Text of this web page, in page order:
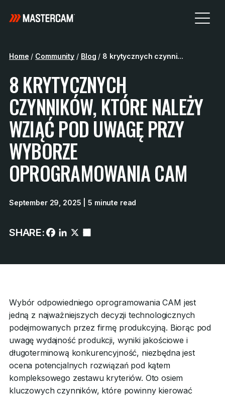
Home / Community / Blog / 8 krytycznych czynni...
8 KRYTYCZNYCH
CZYNNIKÓW, KTÓRE NALEŻY
WZIĄĆ POD UWAGĘ PRZY
WYBORZE
OPROGRAMOWANIA CAM
September 29, 2025 | 5 minute read
SHARE:
Wybór odpowiedniego oprogramowania CAM jest
jedną z najważniejszych decyzji technologicznych
podejmowanych przez firmę produkcyjną. Biorąc pod
uwagę wydajność produkcji, wyniki jakościowe i
długoterminową konkurencyjność, niezbędna jest
ocena potencjalnych rozwiązań pod kątem
kompleksowego zestawu kryteriów. Oto osiem
kluczowych czynników, które powinny kierować